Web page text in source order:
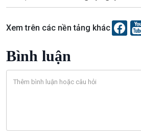
Thanh âm ký sự
Các chương trình đặc biệt
Xem trên các nền tảng khác
Bình luận